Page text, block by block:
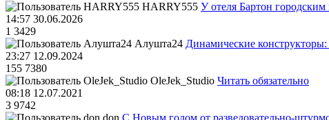
HARRY555 У отеля Бартон городским
14:57 30.06.2026
1 3429
Алушта24 Динамические
23:27 12.09.2024
155 7380
OleJek_Studio Читать обязательно
08:18 12.07.2021
3 9742